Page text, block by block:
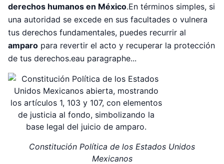
derechos humanos en México.En términos simples, si
una autoridad se excede en sus facultades o vulnera
tus derechos fundamentales, puedes recurrir al
amparo para revertir el acto y recuperar la protección
de tus derechos.eau paragraphe...
Constitución Política de los Estados Unidos
Mexicanos